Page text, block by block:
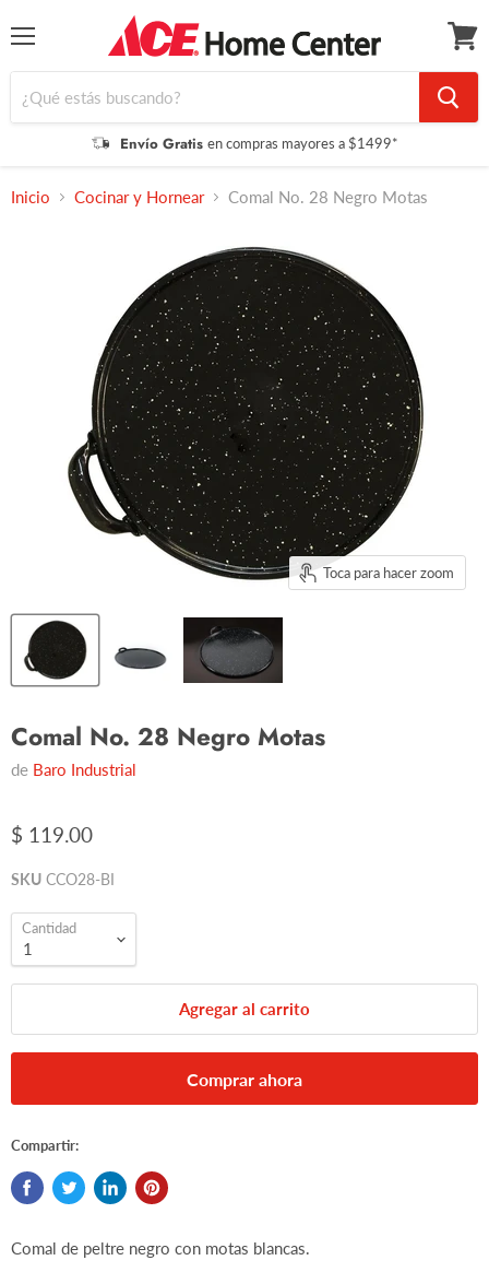
Envío Gratis en compras mayores a $1499*
carrito
Inicio Cocinar y Hornear Comal No. 28 Negro Motas
Toca para hacer zoom
Comal No. 28 Negro Motas
de Baro Industrial
$ 119.00
SKU CCO28-BI
Cantidad
Agregar al carrito
Comprar ahora
Compartir:
Comal de peltre negro con motas blancas.